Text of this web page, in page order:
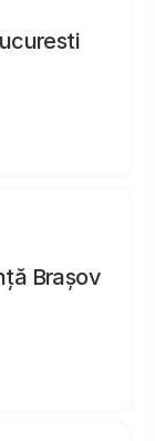
Brașov